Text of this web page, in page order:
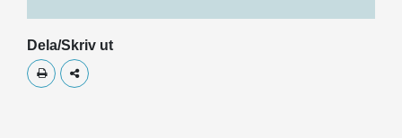
Dela/Skriv ut
Skriv utDela